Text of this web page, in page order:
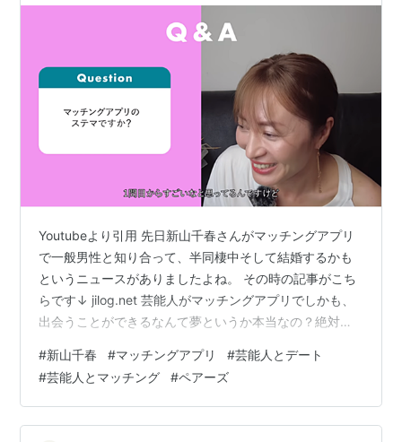
Youtubeより引用 先日新山千春さんがマッチングアプリ
で一般男性と知り合って、半同棲中そして結婚するかも
というニュースがありましたよね。 その時の記事がこち
らです↓ jilog.net 芸能人がマッチングアプリでしかも、
出会うことができるなんて夢というか本当なの？絶対こ
と思います。 でも、もし、ステルスマーケティングでは
なくて本当のことだとしたらマッチングドリームじゃな
いですか？ 夢ありますよね。男性だったら一度は芸能人
と付き合ってあわよくば結婚と憧れがあると思います。
#新山千春 #マッチングアプリ #芸能人とデート
#芸能人とマッチング #ペアーズ